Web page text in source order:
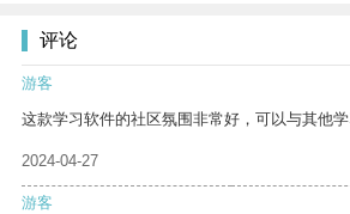
评论
游客
这款学习软件的社区氛围非常好，可以与其他学
2024-04-27
游客